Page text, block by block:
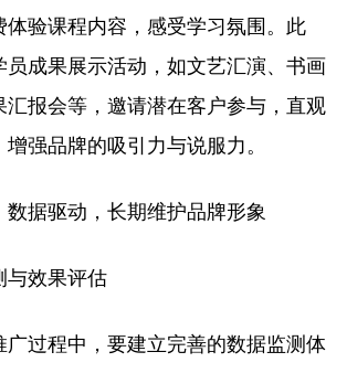
体验课程内容，感受学习氛围。此
员成果展示活动，如文艺汇演、书画
汇报会等，邀请潜在客户参与，直观
强品牌的吸引力与说服力。​
数据驱动，长期维护品牌形象​
与效果评估​
广过程中，要建立完善的数据监测体